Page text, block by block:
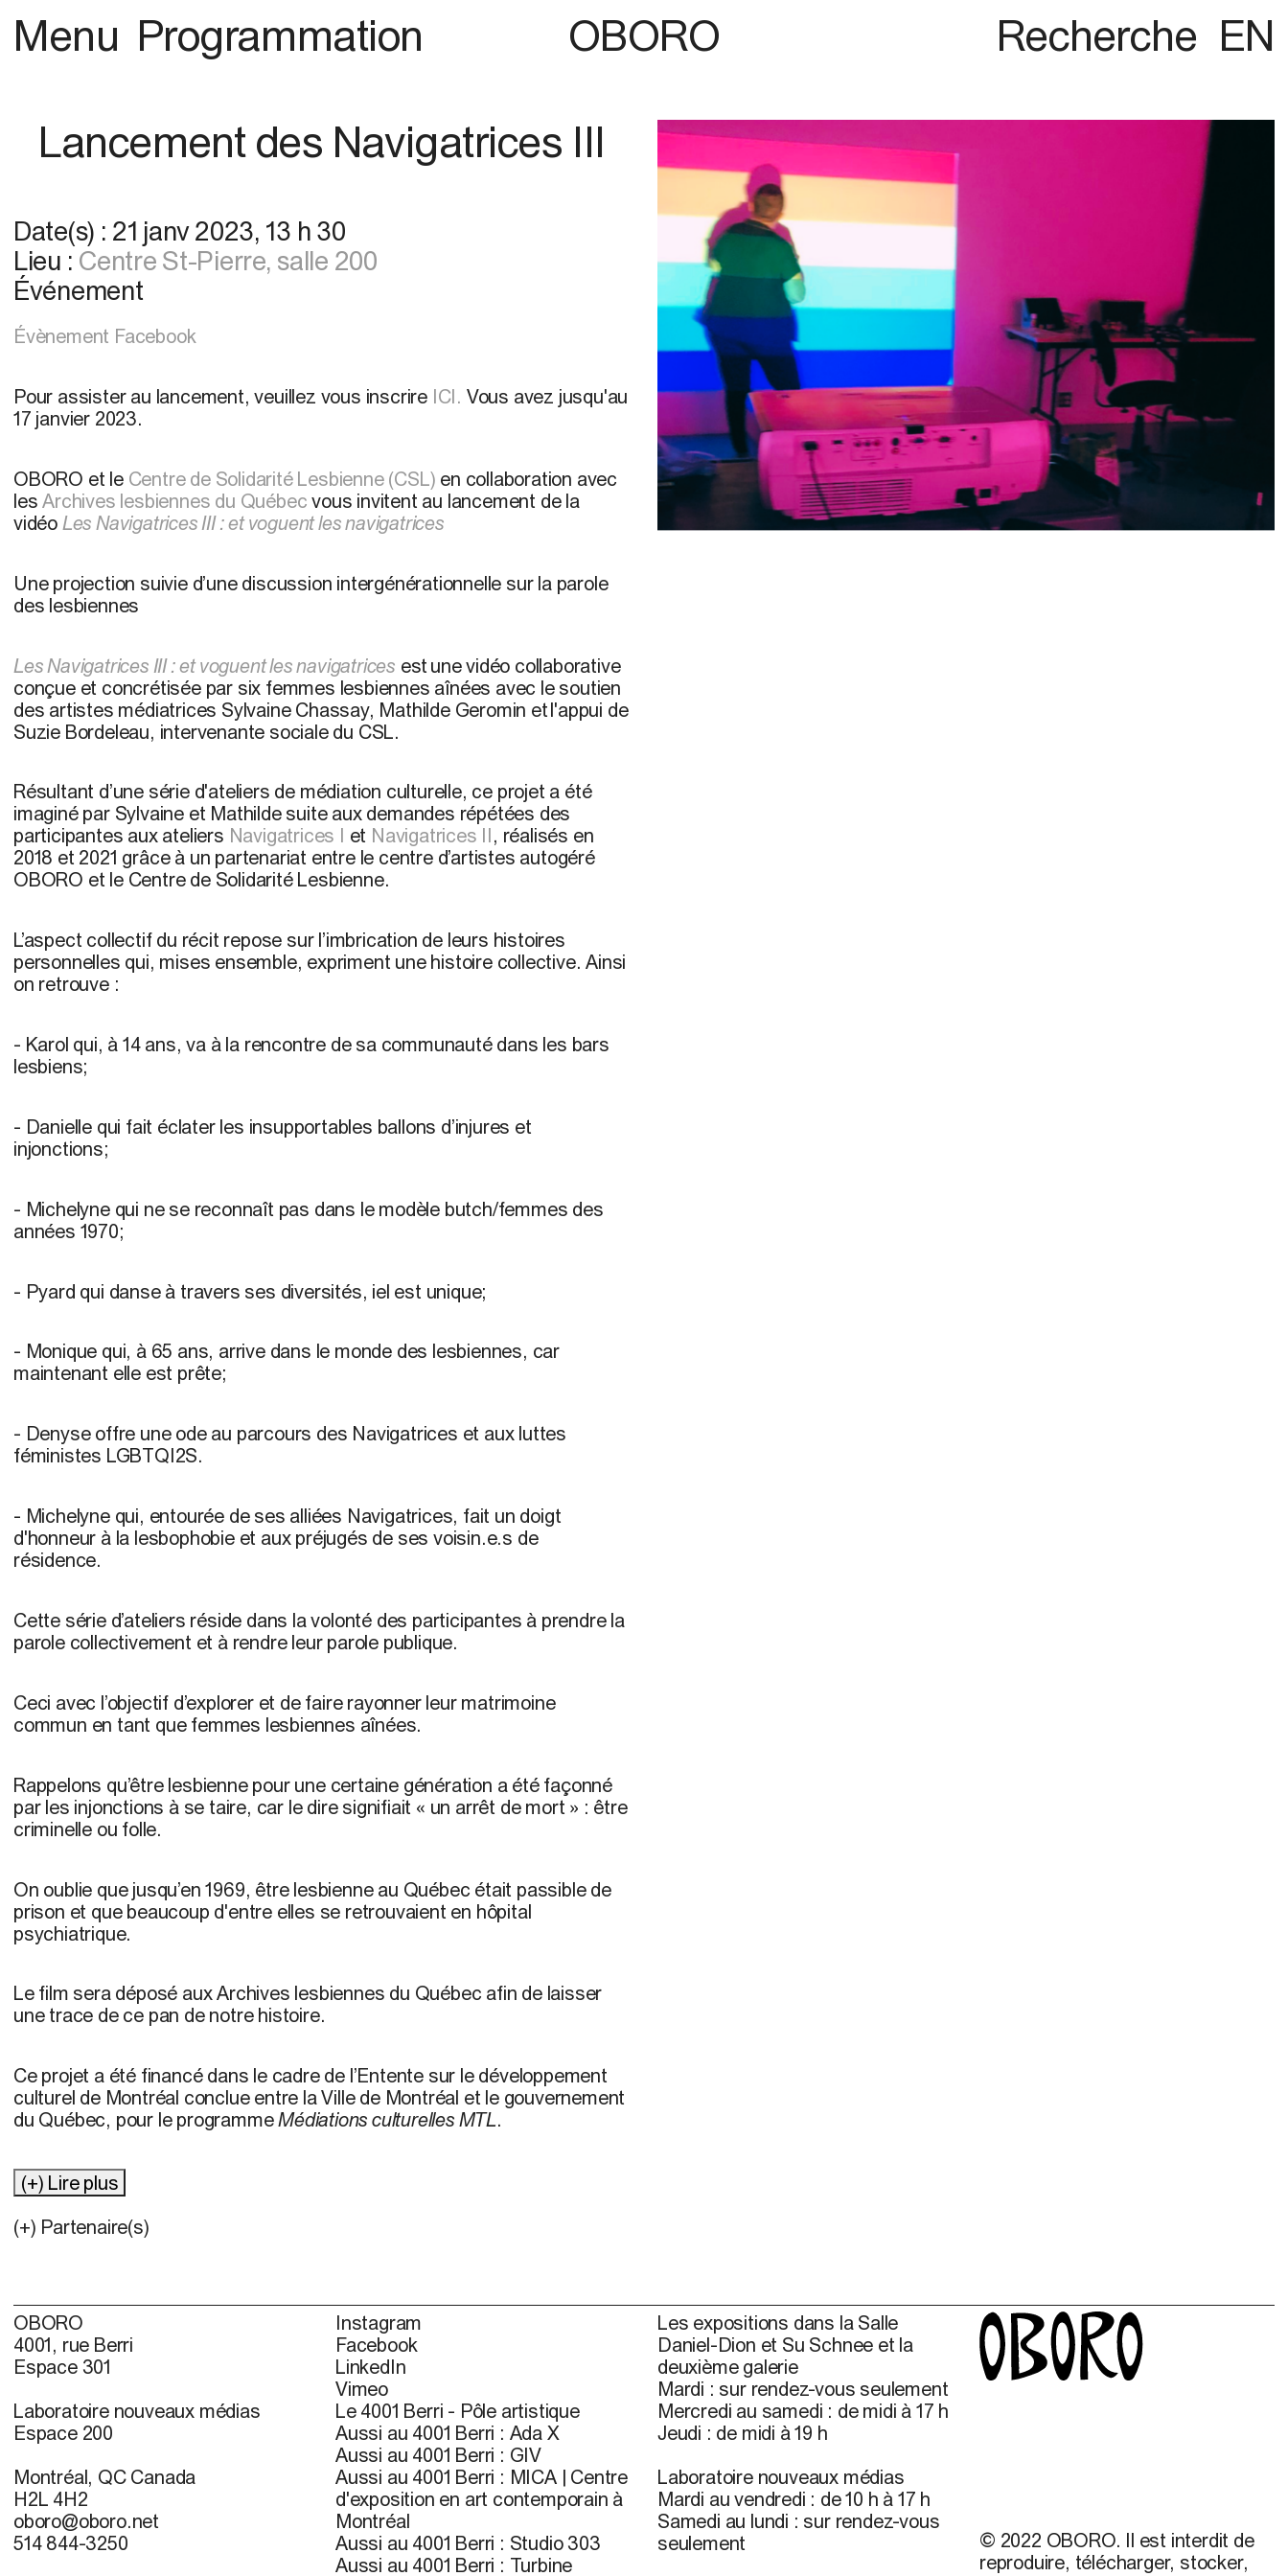
Menu Programmation OBORO Recherche EN
Lancement des Navigatrices III
Date(s) : 21 janv 2023, 13 h 30
Lieu : Centre St-Pierre, salle 200
Événement
Évènement Facebook
Pour assister au lancement, veuillez vous inscrire ICI. Vous avez jusqu'au
17 janvier 2023.
OBORO et le Centre de Solidarité Lesbienne (CSL) en collaboration avec
lesArchives lesbiennes du Québec vous invitent au lancement de la
vidéo Les Navigatrices III : et voguent les navigatrices
Une projection suivie d’une discussion intergénérationnelle sur la parole
des lesbiennes
Les Navigatrices III : et voguent les navigatrices est une vidéo collaborative
conçue et concrétisée par six femmes lesbiennes aînées avec le soutien
des artistes médiatrices Sylvaine Chassay, Mathilde Geromin et l'appui de
Suzie Bordeleau, intervenante sociale du CSL.
Résultant d’une série d'ateliers de médiation culturelle, ce projet a été
imaginé par Sylvaine et Mathilde suite aux demandes répétées des
participantes aux ateliers Navigatrices I et Navigatrices II, réalisés en
2018 et 2021 grâce à un partenariat entre le centre d’artistes autogéré
OBORO et le Centre de Solidarité Lesbienne.
L’aspect collectif du récit repose sur l’imbrication de leurs histoires
personnelles qui, mises ensemble, expriment une histoire collective. Ainsi
on retrouve :
- Karol qui, à 14 ans, va à la rencontre de sa communauté dans les bars
lesbiens;
- Danielle qui fait éclater les insupportables ballons d’injures et
injonctions;
- Michelyne qui ne se reconnaît pas dans le modèle butch/femmes des
années 1970;
- Pyard qui danse à travers ses diversités, iel est unique;
- Monique qui, à 65 ans, arrive dans le monde des lesbiennes, car
maintenant elle est prête;
- Denyse offre une ode au parcours des Navigatrices et aux luttes
féministes LGBTQI2S.
- Michelyne qui, entourée de ses alliées Navigatrices, fait un doigt
d'honneur à la lesbophobie et aux préjugés de ses voisin.e.s de
résidence.
Cette série d’ateliers réside dans la volonté des participantes à prendre la
parole collectivement et à rendre leur parole publique.
Ceci avec l’objectif d’explorer et de faire rayonner leur matrimoine
commun en tant que femmes lesbiennes aînées.
Rappelons qu’être lesbienne pour une certaine génération a été façonné
par les injonctions à se taire, car le dire signifiait « un arrêt de mort » : être
criminelle ou folle.
On oublie que jusqu’en 1969, être lesbienne au Québec était passible de
prison et que beaucoup d'entre elles se retrouvaient en hôpital
psychiatrique.
Le film sera déposé aux Archives lesbiennes du Québec afin de laisser
une trace de ce pan de notre histoire.
Ce projet a été financé dans le cadre de l’Entente sur le développement
culturel de Montréal conclue entre la Ville de Montréal et le gouvernement
du Québec, pour le programmeMédiations culturelles MTL.
(+) Lire plus
(+) Partenaire(s)
OBORO
4001, rue Berri
Espace 301
Laboratoire nouveaux médias
Espace 200
Montréal, QC Canada
H2L 4H2
oboro@oboro.net
514 844-3250
Instagram
Facebook
LinkedIn
Vimeo
Le 4001 Berri - Pôle artistique
Aussi au 4001 Berri : Ada X
Aussi au 4001 Berri : GIV
Aussi au 4001 Berri : MICA | Centre
d'exposition en art contemporain à
Montréal
Aussi au 4001 Berri : Studio 303
Aussi au 4001 Berri : Turbine
Les expositions dans la Salle
Daniel-Dion et Su Schnee et la
deuxième galerie
Mardi : sur rendez-vous seulement
Mercredi au samedi : de midi à 17 h
Jeudi : de midi à 19 h
Laboratoire nouveaux médias
Mardi au vendredi : de 10 h à 17 h
Samedi au lundi : sur rendez-vous
seulement
© 2022 OBORO. Il est interdit de
reproduire, télécharger, stocker,